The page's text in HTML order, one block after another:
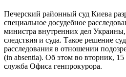
Печерский районный суд Киева
специальное досудебное
министра внутренних дел Украины,
следствия и суда. Такое решение
расследования в отношении
(in absentia). Об этом во вторник, 15
служба Офиса генпрокурора.